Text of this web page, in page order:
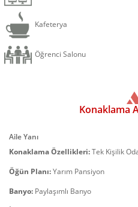
Kafeterya
Öğrenci Salonu
Konaklama
Aile Yanı
Konaklama Özellikleri:Tek Kişilik
Öğün Planı:Yarım Pansiyon
Banyo: Paylaşımlı Banyo